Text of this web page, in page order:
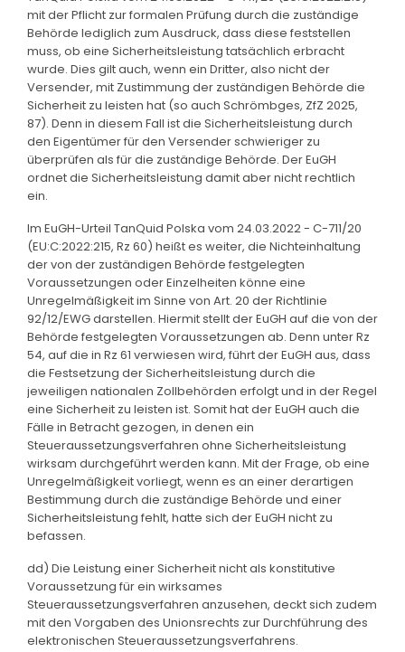
mit der Pflicht zur formalen Prüfung durch die zuständige
Behörde lediglich zum Ausdruck, dass diese feststellen
muss, ob eine Sicherheitsleistung tatsächlich erbracht
wurde. Dies gilt auch, wenn ein Dritter, also nicht der
Versender, mit Zustimmung der zuständigen Behörde die
Sicherheit zu leisten hat (so auch Schrömbges, ZfZ 2025,
87). Denn in diesem Fall ist die Sicherheitsleistung durch
den Eigentümer für den Versender schwieriger zu
überprüfen als für die zuständige Behörde. Der EuGH
ordnet die Sicherheitsleistung damit aber nicht rechtlich
ein.
Im EuGH-Urteil TanQuid Polska vom 24.03.2022 - C-711/20
(EU:C:2022:215, Rz 60) heißt es weiter, die Nichteinhaltung
der von der zuständigen Behörde festgelegten
Voraussetzungen oder Einzelheiten könne eine
Unregelmäßigkeit im Sinne von Art. 20 der Richtlinie
92/12/EWG darstellen. Hiermit stellt der EuGH auf die von der
Behörde festgelegten Voraussetzungen ab. Denn unter Rz
54, auf die in Rz 61 verwiesen wird, führt der EuGH aus, dass
die Festsetzung der Sicherheitsleistung durch die
jeweiligen nationalen Zollbehörden erfolgt und in der Regel
eine Sicherheit zu leisten ist. Somit hat der EuGH auch die
Fälle in Betracht gezogen, in denen ein
Steueraussetzungsverfahren ohne Sicherheitsleistung
wirksam durchgeführt werden kann. Mit der Frage, ob eine
Unregelmäßigkeit vorliegt, wenn es an einer derartigen
Bestimmung durch die zuständige Behörde und einer
Sicherheitsleistung fehlt, hatte sich der EuGH nicht zu
befassen.
dd) Die Leistung einer Sicherheit nicht als konstitutive
Voraussetzung für ein wirksames
Steueraussetzungsverfahren anzusehen, deckt sich zudem
mit den Vorgaben des Unionsrechts zur Durchführung des
elektronischen Steueraussetzungsverfahrens.